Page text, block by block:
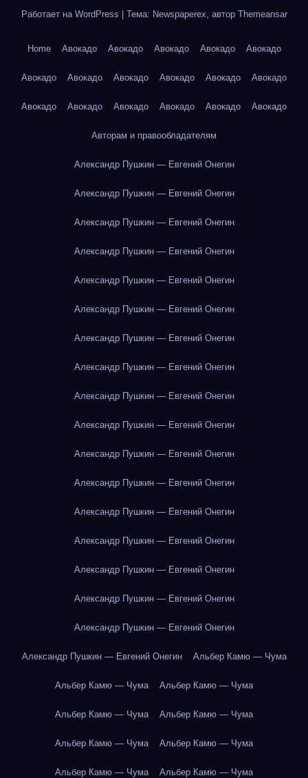
Работает на WordPress Тема: Newspaperex, автор Themeansar
Home Авокадо Авокадо Авокадо Авокадо Авокадо
Авокадо Авокадо Авокадо Авокадо Авокадо Авокадо
Авокадо Авокадо Авокадо Авокадо Авокадо Авокадо
Авторам и правообладателям
Александр Пушкин — Евгений Онегин
Александр Пушкин — Евгений Онегин
Александр Пушкин — Евгений Онегин
Александр Пушкин — Евгений Онегин
Александр Пушкин — Евгений Онегин
Александр Пушкин — Евгений Онегин
Александр Пушкин — Евгений Онегин
Александр Пушкин — Евгений Онегин
Александр Пушкин — Евгений Онегин
Александр Пушкин — Евгений Онегин
Александр Пушкин — Евгений Онегин
Александр Пушкин — Евгений Онегин
Александр Пушкин — Евгений Онегин
Александр Пушкин — Евгений Онегин
Александр Пушкин — Евгений Онегин
Александр Пушкин — Евгений Онегин
Александр Пушкин — Евгений Онегин
Александр Пушкин — Евгений Онегин Альбер Камю — Чума
Альбер Камю — Чума Альбер Камю — Чума
Альбер Камю — Чума Альбер Камю — Чума
Альбер Камю — Чума Альбер Камю — Чума
Альбер Камю — Чума Альбер Камю — Чума